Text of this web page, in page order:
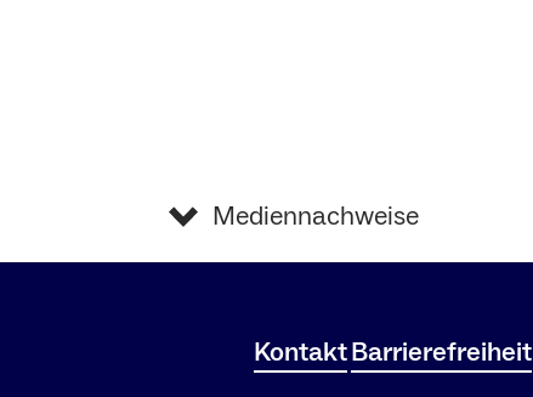
Mediennachweise
KontaktBarrierefreiheit